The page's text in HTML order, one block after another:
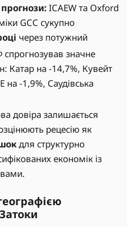
ICAEW та Oxford
GCC сукупно
через потужний
значне
Катар на -14,7%, Кувейт
-1,9%, Саудівська
довіра залишається
рецесію як
для структурно
економік із